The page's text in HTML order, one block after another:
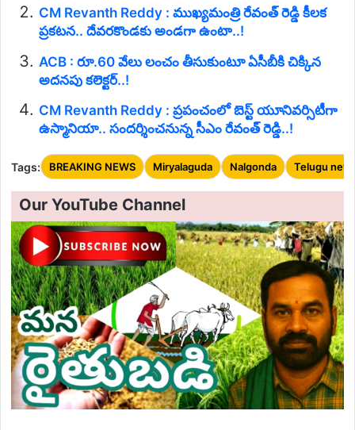
CM Revanth Reddy : ముఖ్యమంత్రి రేవంత్ రెడ్డి కీలక
ప్రకటన.. దేవరకొండకు అండగా ఉంటా..!
ACB : రూ.60 వేలు లంచం తీసుకుంటూ ఏసీబీకి చిక్కిన
అదనపు కలెక్టర్..!
CM Revanth Reddy : ప్రపంచంలో బెస్ట్ యూనివర్సిటీగా
ఉస్మానియా.. సందర్శించనున్న సీఎం రేవంత్ రెడ్డి..!
Tags: BREAKING NEWS Miryalaguda Nalgonda Telugu
Our YouTube Channel